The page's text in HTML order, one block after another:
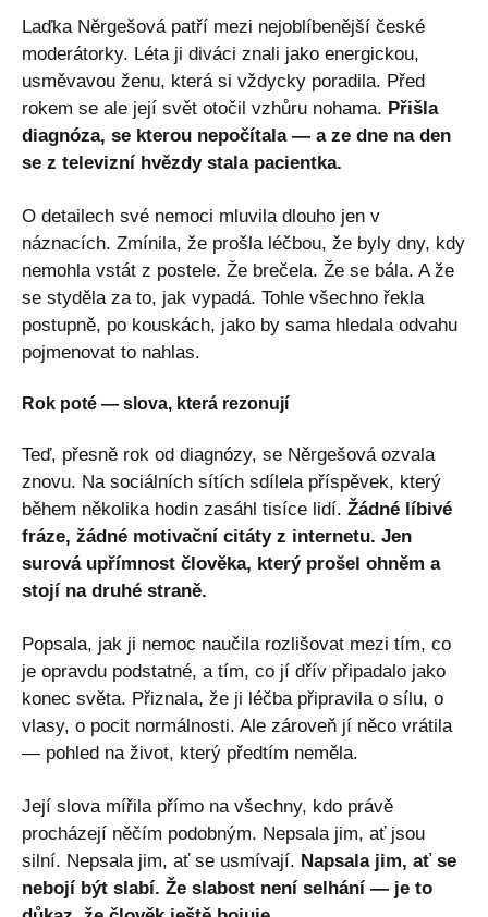
Laďka Něrgešová patří mezi nejoblíbenější české
moderátorky. Léta ji diváci znali jako energickou,
usměvavou ženu, která si vždycky poradila. Před
rokem se ale její svět otočil vzhůru nohama. Přišla
diagnóza, se kterou nepočítala — a ze dne na den
se z televizní hvězdy stala pacientka.
O detailech své nemoci mluvila dlouho jen v
náznacích. Zmínila, že prošla léčbou, že byly dny, kdy
nemohla vstát z postele. Že brečela. Že se bála. A že
se styděla za to, jak vypadá. Tohle všechno řekla
postupně, po kouskách, jako by sama hledala odvahu
pojmenovat to nahlas.
Rok poté — slova, která rezonují
Teď, přesně rok od diagnózy, se Něrgešová ozvala
znovu. Na sociálních sítích sdílela příspěvek, který
během několika hodin zasáhl tisíce lidí. Žádné líbivé
fráze, žádné motivační citáty z internetu. Jen
surová upřímnost člověka, který prošel ohněm a
stojí na druhé straně.
Popsala, jak ji nemoc naučila rozlišovat mezi tím, co
je opravdu podstatné, a tím, co jí dřív připadalo jako
konec světa. Přiznala, že ji léčba připravila o sílu, o
vlasy, o pocit normálnosti. Ale zároveň jí něco vrátila
— pohled na život, který předtím neměla.
Její slova mířila přímo na všechny, kdo právě
procházejí něčím podobným. Nepsala jim, ať jsou
silní. Nepsala jim, ať se usmívají. Napsala jim, ať se
nebojí být slabí. Že slabost není selhání — je to